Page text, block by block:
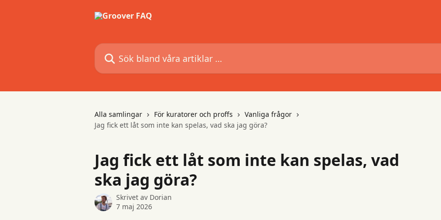
Sök bland våra artiklar …
Alla samlingar För kuratorer och proffs
Vanliga frågor
Jag fick ett låt som inte kan spelas, vad ska jag göra?
Jag fick ett låt som inte kan spelas, vad
ska jag göra?
Skrivet av Dorian
7 maj 2026